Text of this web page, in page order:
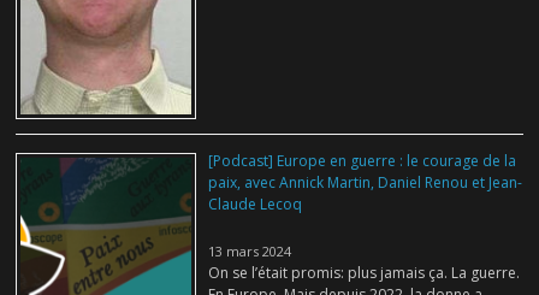
[Podcast] Europe en guerre : le courage de la
paix, avec Annick Martin, Daniel Renou et Jean-
Claude Lecoq
13 mars 2024
On se l’était promis: plus jamais ça. La guerre.